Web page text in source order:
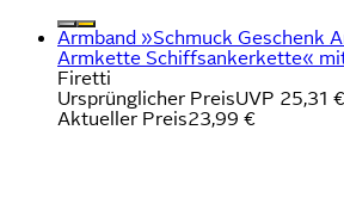
Armband »Schmuck Geschenk
Armkette Schiffsankerkette«
Firetti
Ursprünglicher PreisUVP 25,31 €
Aktueller Preis23,99 €